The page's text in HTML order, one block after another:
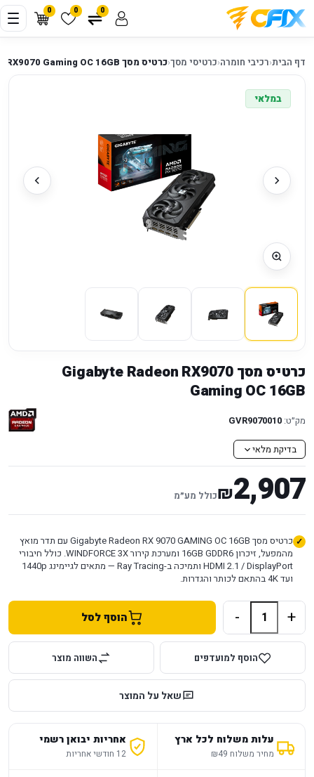
0 0 0
דף הבית‹רכיבי חומרה‹כרטיסי מסך‹כרטיס מסך Gigabyte Radeon RX9070 Gaming OC 16GB
במלאי
כרטיס מסך Gigabyte Radeon RX9070
Gaming OC 16GB
מק״ט: GVR9070010
בדיקת מלאי
2,907
₪כולל מע״מ
כרטיס מסך Gigabyte Radeon RX 9070 GAMING OC 16GB עם תדר מואץ
מהמפעל, זיכרון 16GB GDDR6 ומערכת קירור WINDFORCE 3X. כולל חיבורי
HDMI 2.1 / DisplayPort ותמיכה ב-Ray Tracing — מתאים לגיימינג 1440p
ועד 4K בהתאם לכותר והגדרות.
+
- הוסף לסל
הוסף למועדפים השווה מוצר
שאל על המוצר
עלות משלוח לכל ארץ
מחיר משלוח ₪49
אחריות יבואן רשמי
12 חודשי אחריות